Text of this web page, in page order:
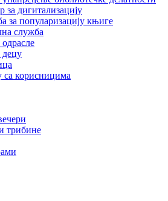
за дигитализацију
за популаризацију књиге
служба
са корисницима
трибине